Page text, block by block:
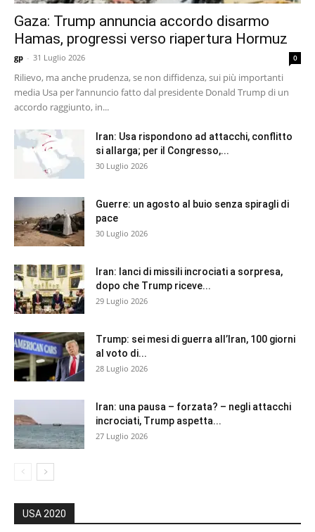
Gaza: Trump annuncia accordo disarmo
Hamas, progressi verso riapertura Hormuz
gp - 31 Luglio 2026 0
Rilievo, ma anche prudenza, se non diffidenza, sui più importanti
media Usa per l’annuncio fatto dal presidente Donald Trump di un
accordo raggiunto, in...
Iran: Usa rispondono ad attacchi, conflitto
si allarga; per il Congresso,...
30 Luglio 2026
Guerre: un agosto al buio senza spiragli di
pace
30 Luglio 2026
Iran: lanci di missili incrociati a sorpresa,
dopo che Trump riceve...
29 Luglio 2026
Trump: sei mesi di guerra all’Iran, 100 giorni
al voto di...
28 Luglio 2026
Iran: una pausa – forzata? – negli attacchi
incrociati, Trump aspetta...
27 Luglio 2026
USA 2020